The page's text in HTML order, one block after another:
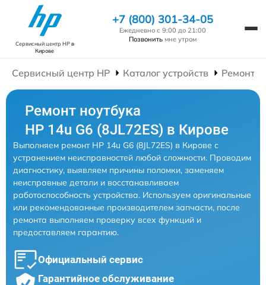
Сервисный центр HPв
Кирове
+7 (800) 301-34-05
Ежедневно с 9:00 до 21:00
Позвонить мне утром
Сервисный центр HP Каталог устройств Ремонт
Ремонт ноутбука
HP 14u G6 (8JL72ES) в Кирове
Выполняем ремонт HP 14u G6 (8JL72ES) в Кирове с
устранением неисправностей любой сложности. Проводим
диагностику, выявляем причины поломки, заменяем
неисправные детали и восстанавливаем
работоспособность устройства. Используем оригинальные
или рекомендованные производителем запчасти, после
ремонта выполняем проверку всех функций и
предоставляем гарантию.
Официальный сервис
Гарантийное обслуживание